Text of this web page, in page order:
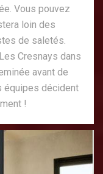
Vous pouvez
loin des
de saletés.
Cresnays dans
avant de
équipes décident
!